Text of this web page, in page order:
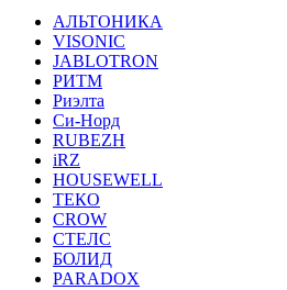
АЛЬТОНИКА
VISONIC
JABLOTRON
РИТМ
Риэлта
Си-Норд
RUBEZH
iRZ
HOUSEWELL
ТЕКО
CROW
СТЕЛС
БОЛИД
PARADOX